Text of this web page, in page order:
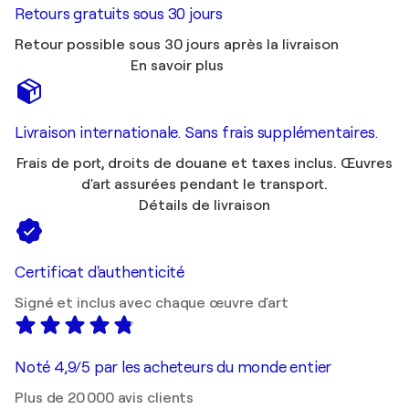
Retours gratuits sous 30 jours
Retour possible sous 30 jours après la livraison
En savoir plus
Livraison internationale. Sans frais supplémentaires.
Frais de port, droits de douane et taxes inclus. Œuvres
d'art assurées pendant le transport.
Détails de livraison
Certificat d'authenticité
Signé et inclus avec chaque œuvre d'art
Noté 4,9/5 par les acheteurs du monde entier
Plus de 20 000 avis clients